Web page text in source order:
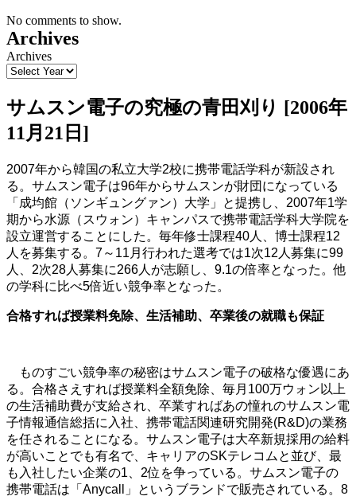
No comments to show.
Archives
Archives
サムスン電子の究極の青田刈り [2006年
11月21日]
2007年から韓国の私立大学2校に携帯電話学科が新設され
る。サムスン電子は96年からサムスンが財団になっている
「成均館（ソンギュングァン）大学」と提携し、2007年1学
期から水源（スウォン）キャンパスで携帯電話学科大学院を
設立運営することにした。毎年修士課程40人、博士課程12
人を募集する。7～11月行われた選考では1次12人募集に99
人、2次28人募集に266人が志願し、9.1の倍率となった。他
の学科に比べ5倍近い競争率となった。
合格すれば授業料免除、生活補助、卒業後の就職も保証
ものすごい競争率の秘密はサムスン電子の破格な優遇にあ
る。合格さえすれば授業料全額免除、毎月100万ウォン以上
の生活補助費が支給され、卒業すればあの憧れのサムスン電
子情報通信総括に入社、携帯電話関連研究開発(R&D)の業務
を任されることになる。サムスン電子は大卒新規採用の給料
が高いことでも有名で、キャリアのSKテレコムと並び、最
も入社したい企業の1、2位を争っている。サムスン電子の
携帯電話は「Anycall」というブランドで販売されている。8